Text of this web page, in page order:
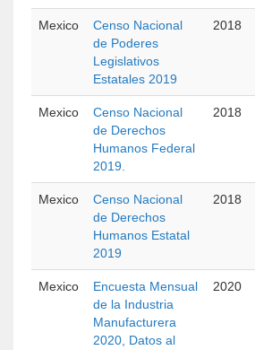
Mexico
Censo Nacional
de Poderes
Legislativos
Estatales 2019
2018
Mexico
Censo Nacional
de Derechos
Humanos Federal
2019.
2018
Mexico
Censo Nacional
de Derechos
Humanos Estatal
2019
2018
Mexico
Encuesta Mensual
de la Industria
Manufacturera
2020, Datos al
2020